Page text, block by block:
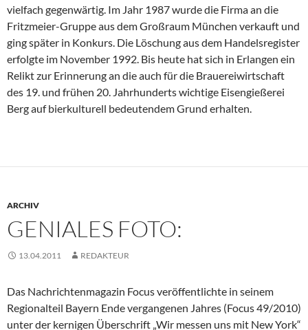
vielfach gegenwärtig. Im Jahr 1987 wurde die Firma an die
Fritzmeier-Gruppe aus dem Großraum München verkauft und
ging später in Konkurs. Die Löschung aus dem Handelsregister
erfolgte im November 1992. Bis heute hat sich in Erlangen ein
Relikt zur Erinnerung an die auch für die Brauereiwirtschaft
des 19. und frühen 20. Jahrhunderts wichtige Eisengießerei
Berg auf bierkulturell bedeutendem Grund erhalten.
ARCHIV
GENIALES FOTO:
13.04.2011 REDAKTEUR
Das Nachrichtenmagazin Focus veröffentlichte in seinem
Regionalteil Bayern Ende vergangenen Jahres (Focus 49/2010)
unter der kernigen Überschrift „Wir messen uns mit New York“